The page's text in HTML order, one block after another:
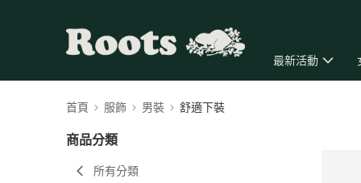
最新活動
首頁 服飾 男裝 舒適下裝
商品分類
所有分類